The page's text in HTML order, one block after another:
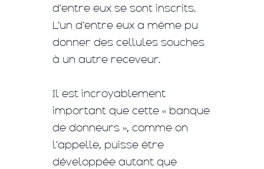
d’entre eux se sont inscrits.
L’un d’entre eux a même pu
donner des cellules souches
à un autre receveur.
Il est incroyablement
important que cette « banque
de donneurs », comme on
l’appelle, puisse être
développée autant que